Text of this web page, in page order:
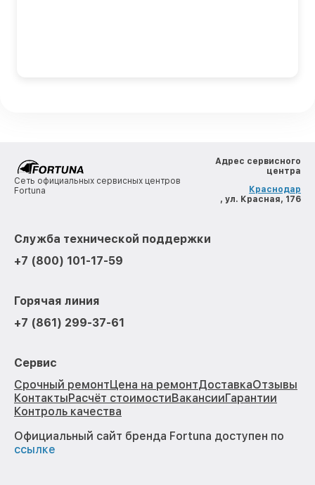
Сеть официальных сервисных центров
Fortuna
Адрес сервисного
центра
Краснодар
, ул. Красная, 176
Служба технической поддержки
+7 (800) 101-17-59
Горячая линия
+7 (861) 299-37-61
Сервис
Срочный ремонтЦена на ремонтДоставкаОтзывы
КонтактыРасчёт стоимостиВакансииГарантии
Контроль качества
Официальный сайт бренда Fortuna доступен по
ссылке